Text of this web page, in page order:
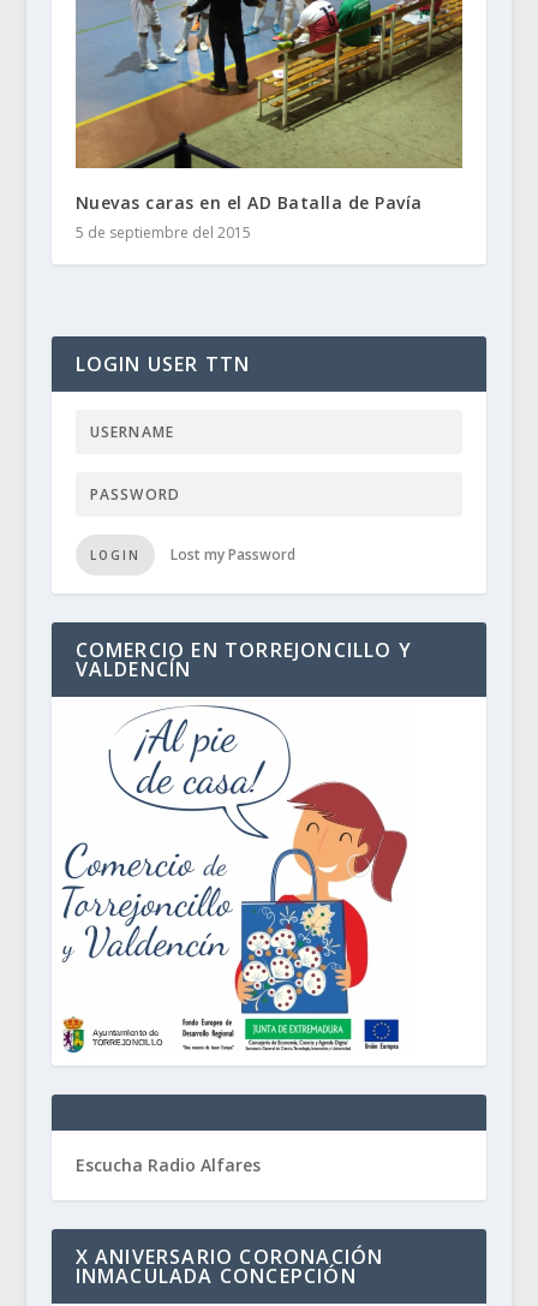
Nuevas caras en el AD Batalla de Pavía
5 de septiembre del 2015
LOGIN USER TTN
LOGIN Lost my Password
COMERCIO EN TORREJONCILLO Y
VALDENCÍN
Escucha Radio Alfares
X ANIVERSARIO CORONACIÓN
INMACULADA CONCEPCIÓN